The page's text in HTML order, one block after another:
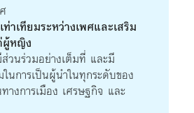
ท่าเทียมระหว่างเพศและเสริม
ผู้หญิง
วนร่วมอย่างเต็มที่ และมี
ในการเป็นผู้นำในทุกระดับของ
างการเมือง เศรษฐกิจ และ